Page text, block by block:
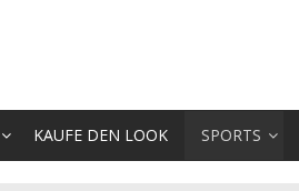
KAUFE DEN LOOK SPORTS